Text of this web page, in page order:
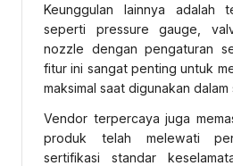
Keunggulan lainnya adalah
seperti pressure gauge,
nozzle dengan pengaturan
fitur ini sangat penting untuk
maksimal saat digunakan dalam
Vendor terpercaya juga
produk telah melewati
sertifikasi standar